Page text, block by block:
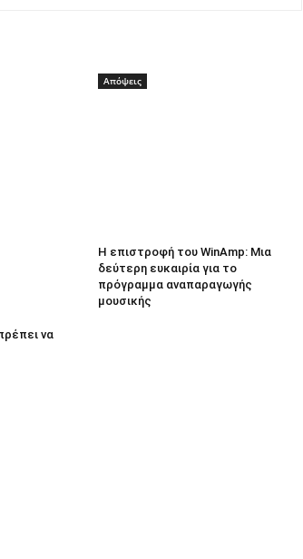
να
Απόψεις
Η επιστροφή του WinAmp: Μια
δεύτερη ευκαιρία για το
πρόγραμμα αναπαραγωγής
μουσικής